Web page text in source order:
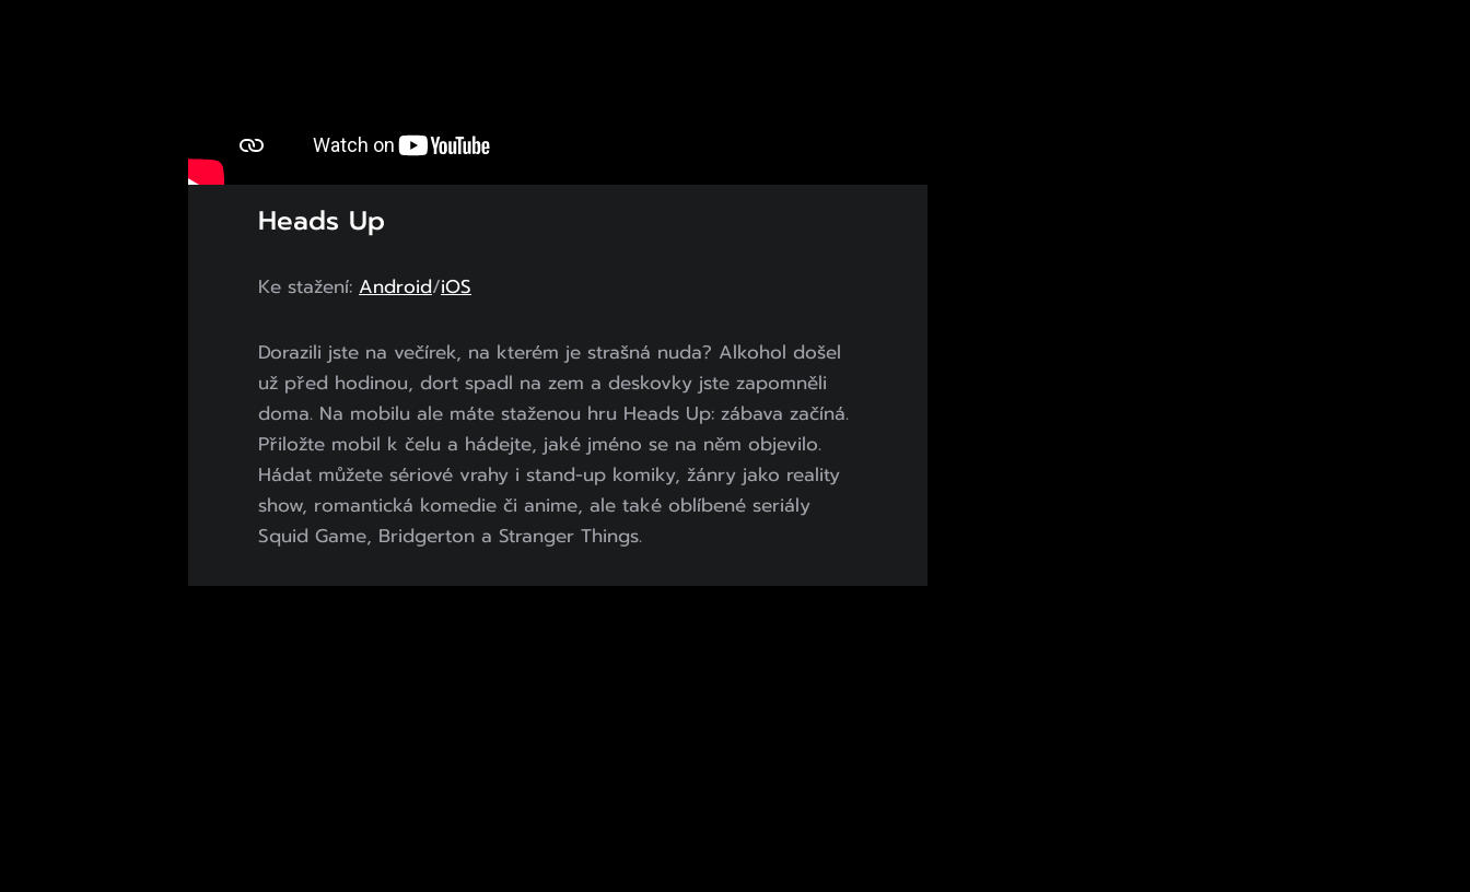
Heads Up
Ke stažení: Android/iOS
Dorazili jste na večírek, na kterém je strašná nuda? Alkohol došel
už před hodinou, dort spadl na zem a deskovky jste zapomněli
doma. Na mobilu ale máte staženou hru Heads Up: zábava začíná.
Přiložte mobil k čelu a hádejte, jaké jméno se na něm objevilo.
Hádat můžete sériové vrahy i stand-up komiky, žánry jako reality
show, romantická komedie či anime, ale také oblíbené seriály
Squid Game, Bridgerton a Stranger Things.